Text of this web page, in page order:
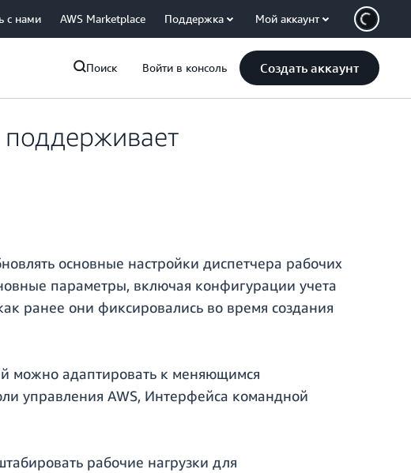
с нами AWS Marketplace Поддержка Мой аккаунт
Поиск Войти в консоль Создать аккаунт
поддерживает
основные настройки диспетчера рабочих
параметры, включая конфигурации учета
ранее они фиксировались во время создания
можно адаптировать к меняющимся
управления AWS, Интерфейса командной
рабочие нагрузки для